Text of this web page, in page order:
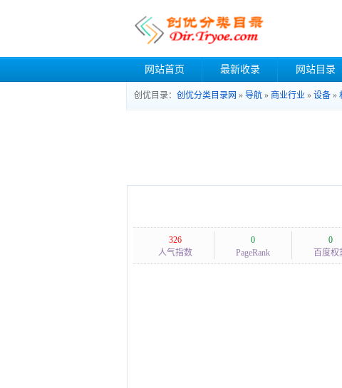
网站首页 最新收录 网站目录
创优目录： 创优分类目录网 » 导航 » 商业行业 » 设备 »
326
人气指数
0
PageRank
0
百度权